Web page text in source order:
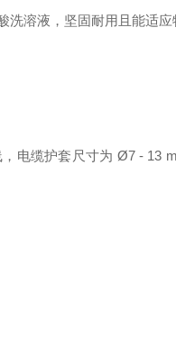
溶液，坚固耐用且能适应
电缆护套尺寸为 Ø7 - 13